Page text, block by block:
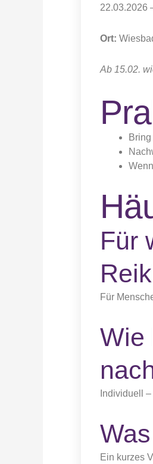
22.03.2026
Ort:
Ab 15.02.
Für
Für
Wie
Individuell
Ein kurzes